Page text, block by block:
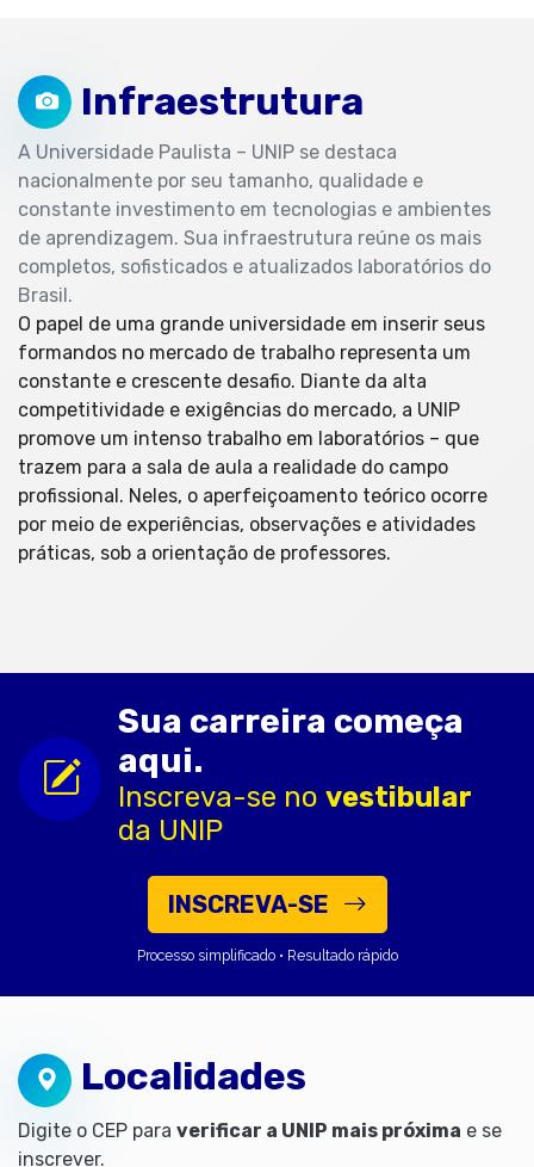
Infraestrutura
A Universidade Paulista – UNIP se destaca
nacionalmente por seu tamanho, qualidade e
constante investimento em tecnologias e ambientes
de aprendizagem. Sua infraestrutura reúne os mais
completos, sofisticados e atualizados laboratórios do
Brasil.
O papel de uma grande universidade em inserir seus
formandos no mercado de trabalho representa um
constante e crescente desafio. Diante da alta
competitividade e exigências do mercado, a UNIP
promove um intenso trabalho em laboratórios – que
trazem para a sala de aula a realidade do campo
profissional. Neles, o aperfeiçoamento teórico ocorre
por meio de experiências, observações e atividades
práticas, sob a orientação de professores.
Sua carreira começa
aqui.
Inscreva-se no vestibular
da UNIP
INSCREVA-SE
Processo simplificado • Resultado rápido
Localidades
Digite o CEP para verificar a UNIP mais próxima e se
inscrever.